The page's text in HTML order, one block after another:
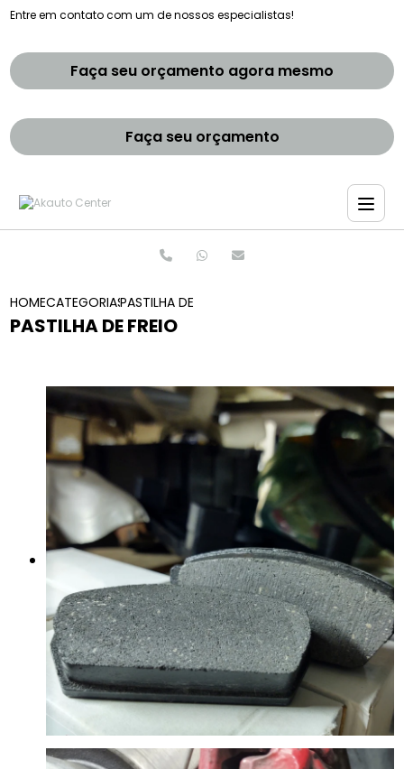
Entre em contato com um de nossos especialistas!
Faça seu orçamento agora mesmo
Faça seu orçamento
HOMECATEGORIASPASTILHA DE FREIO
PASTILHA DE FREIO